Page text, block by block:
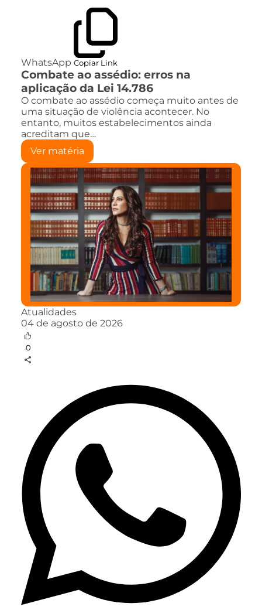
WhatsApp Copiar Link
Combate ao assédio: erros na
aplicação da Lei 14.786
O combate ao assédio começa muito antes de
uma situação de violência acontecer. No
entanto, muitos estabelecimentos ainda
acreditam que…
Ver matéria
Atualidades
04 de agosto de 2026
0